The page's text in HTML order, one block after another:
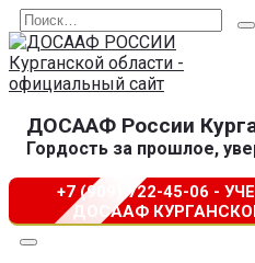
Перейти
к
содержанию
Search
for:
ДОСААФ России
Гордость за прошлое,
+7 (909) 722-45-06 -
ДОСААФ